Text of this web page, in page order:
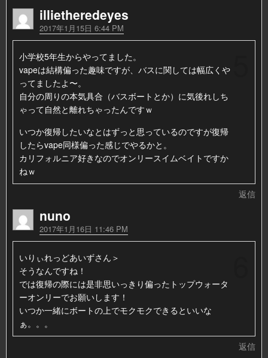
illietheredeyes
2017年1月15日 6:44 PM
小学校5年生からやってました。
vapeは結構偏った趣味ですが、バスに関しては幅広くや
ってましたよ〜。
自分の周りの本気具合（バスボートとか）に気後れしち
ゃって自然と離れちゃったんですｗ
いつか復帰したいなとはずっと思っているのですが復帰
したらvape同様偏った感じでやるかと。
カリフォルニア好きなのでオンリースイムベイトですか
ねｗ
返信
nuno
2017年1月16日 11:46 PM
いりぃれっどあいずさん＞
そうなんですね！
では復帰の際には是非思いっきり偏ったトップウォータ
ーオンリーでお願いします！
いつか一緒にボートの上でモクモクできるといいな
ぁ。。。
返信